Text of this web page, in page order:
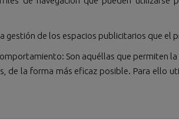
gestión de los espacios publicitarios que el
Son aquéllas que permiten
de la forma más eficaz posible. Para ello